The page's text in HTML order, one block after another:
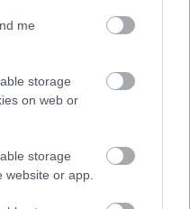
me
storage
on web or
storage
website or app.
Ducati pilótája
kiemelte, mert
tették bele a
érdemlik meg
rengeteget